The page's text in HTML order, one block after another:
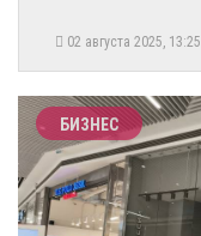
02 августа 2025, 13:25
БИЗНЕС